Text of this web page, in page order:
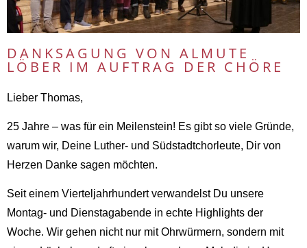
DANKSAGUNG VON ALMUTE
LÖBER IM AUFTRAG DER CHÖRE
Lieber Thomas,
25 Jahre – was für ein Meilenstein! Es gibt so viele Gründe,
warum wir, Deine Luther- und Südstadtchorleute, Dir von
Herzen Danke sagen möchten.
Seit einem Vierteljahrhundert verwandelst Du unsere
Montag- und Dienstagabende in echte Highlights der
Woche. Wir gehen nicht nur mit Ohrwürmern, sondern mit